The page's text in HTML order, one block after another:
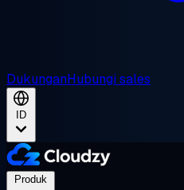
DukunganHubungi sales
ID